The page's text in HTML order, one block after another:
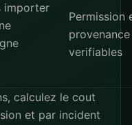
importer
Permission
provenance
verifiables
calculez le cout
et par incident